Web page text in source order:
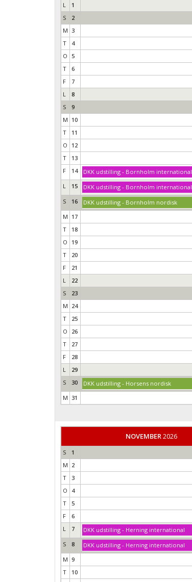
L
1
S
2
M 3
T
4
O
5
T
6
F
7
L
8
S
9
M 10
T
11
O
12
T
13
F
14
DKK udstilling - Bornholm international
L
15
DKK udstilling - Bornholm international
S
16
DKK udstilling - Bornholm nordisk
M 17
T
18
O
19
T
20
F
21
L
22
S
23
M 24
T
25
O
26
T
27
F
28
L
29
S
30
DKK udstilling - Horsens nordisk
M 31
NOVEMBER2026
S
1
M 2
T
3
O
4
T
5
F
6
L
7
DKK udstilling - Herning international
S
8
DKK udstilling - Herning international
M 9
T
10